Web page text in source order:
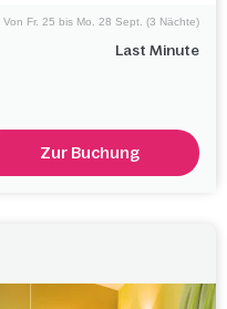
Last Minute
Von Fr. 25 bis Mo. 28 Sept. (3 Nächte)
Zur Buchung